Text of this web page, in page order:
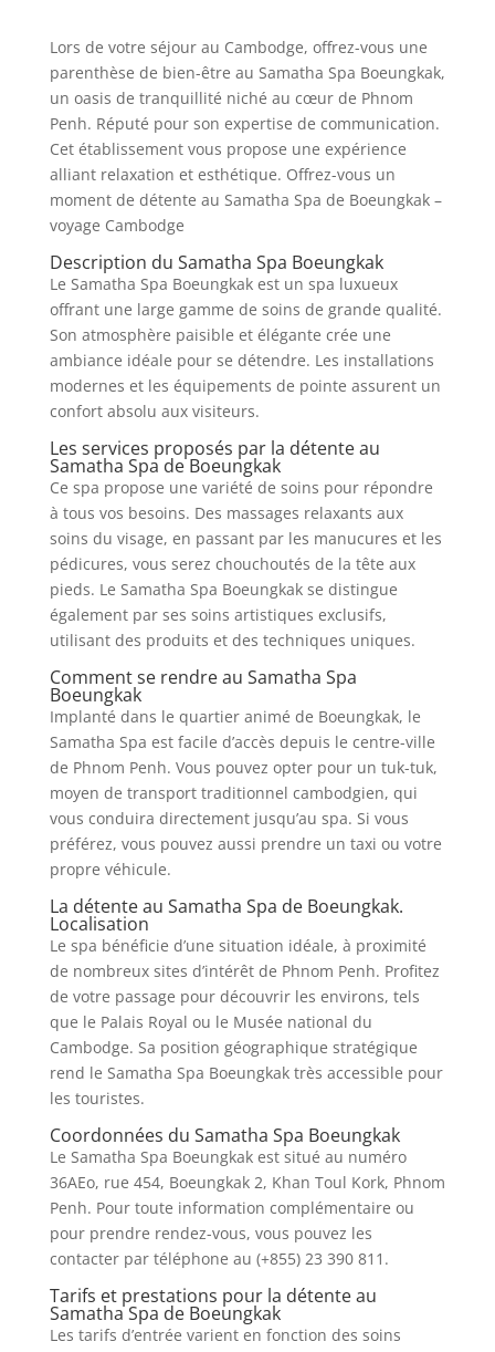
Lors de votre séjour au Cambodge, offrez-vous une
parenthèse de bien-être au Samatha Spa Boeungkak,
un oasis de tranquillité niché au cœur de Phnom
Penh. Réputé pour son expertise de communication.
Cet établissement vous propose une expérience
alliant relaxation et esthétique. Offrez-vous un
moment de détente au Samatha Spa de Boeungkak –
voyage Cambodge
Description du Samatha Spa Boeungkak
Le Samatha Spa Boeungkak est un spa luxueux
offrant une large gamme de soins de grande qualité.
Son atmosphère paisible et élégante crée une
ambiance idéale pour se détendre. Les installations
modernes et les équipements de pointe assurent un
confort absolu aux visiteurs.
Les services proposés par la détente au
Samatha Spa de Boeungkak
Ce spa propose une variété de soins pour répondre
à tous vos besoins. Des massages relaxants aux
soins du visage, en passant par les manucures et les
pédicures, vous serez chouchoutés de la tête aux
pieds. Le Samatha Spa Boeungkak se distingue
également par ses soins artistiques exclusifs,
utilisant des produits et des techniques uniques.
Comment se rendre au Samatha Spa
Boeungkak
Implanté dans le quartier animé de Boeungkak, le
Samatha Spa est facile d’accès depuis le centre-ville
de Phnom Penh. Vous pouvez opter pour un tuk-tuk,
moyen de transport traditionnel cambodgien, qui
vous conduira directement jusqu’au spa. Si vous
préférez, vous pouvez aussi prendre un taxi ou votre
propre véhicule.
La détente au Samatha Spa de Boeungkak.
Localisation
Le spa bénéficie d’une situation idéale, à proximité
de nombreux sites d’intérêt de Phnom Penh. Profitez
de votre passage pour découvrir les environs, tels
que le Palais Royal ou le Musée national du
Cambodge. Sa position géographique stratégique
rend le Samatha Spa Boeungkak très accessible pour
les touristes.
Coordonnées du Samatha Spa Boeungkak
Le Samatha Spa Boeungkak est situé au numéro
36AEo, rue 454, Boeungkak 2, Khan Toul Kork, Phnom
Penh. Pour toute information complémentaire ou
pour prendre rendez-vous, vous pouvez les
contacter par téléphone au (+855) 23 390 811.
Tarifs et prestations pour la détente au
Samatha Spa de Boeungkak
Les tarifs d’entrée varient en fonction des soins